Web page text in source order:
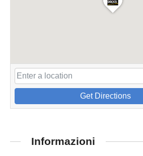
Get Directions
Informazioni